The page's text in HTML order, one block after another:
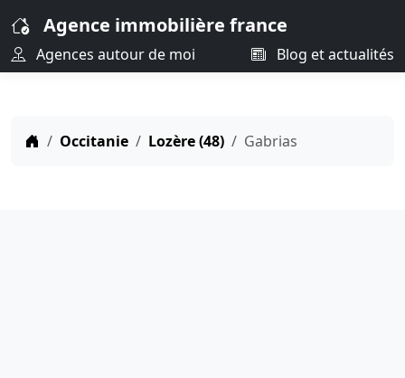
Agence immobilière france
Agences autour de moi Blog et actualités
Occitanie Lozère (48) Gabrias